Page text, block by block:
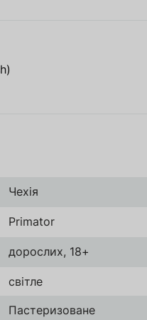
Чехія
Primator
дорослих, 18+
світле
Пастеризоване